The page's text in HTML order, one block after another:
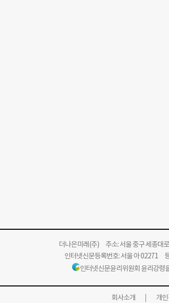
더나은미래(주)주소: 서울 중구 세종대
인터넷신문등록번호: 서울 아 02271
인터넷신문윤리위원회 윤리강령
회사소개 개